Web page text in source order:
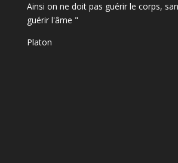
Ainsi on ne doit pas guérir le corps,
guérir l'âme "
Platon